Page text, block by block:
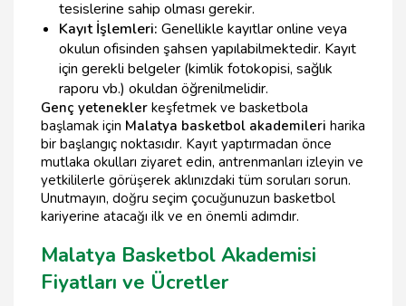
tesislerine sahip olması gerekir.
Kayıt İşlemleri: Genellikle kayıtlar online veya
okulun ofisinden şahsen yapılabilmektedir. Kayıt
için gerekli belgeler (kimlik fotokopisi, sağlık
raporu vb.) okuldan öğrenilmelidir.
Genç yetenekler keşfetmek ve basketbola
başlamak için Malatya basketbol akademileri harika
bir başlangıç noktasıdır. Kayıt yaptırmadan önce
mutlaka okulları ziyaret edin, antrenmanları izleyin ve
yetkililerle görüşerek aklınızdaki tüm soruları sorun.
Unutmayın, doğru seçim çocuğunuzun basketbol
kariyerine atacağı ilk ve en önemli adımdır.
Malatya Basketbol Akademisi
Fiyatları ve Ücretler